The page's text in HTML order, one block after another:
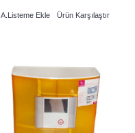
A.Listeme Ekle Ürün Karşılaştır